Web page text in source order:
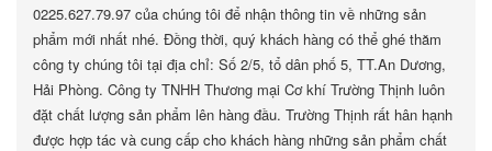
0225.627.79.97 của chúng tôi để nhận thông tin về những sản
phẩm mới nhất nhé. Đồng thời, quý khách hàng có thể ghé thăm
công ty chúng tôi tại địa chỉ: Số 2/5, tổ dân phố 5, TT.An Dương,
Hải Phòng. Công ty TNHH Thương mại Cơ khí Trường Thịnh luôn
đặt chất lượng sản phẩm lên hàng đầu. Trường Thịnh rất hân hạnh
được hợp tác và cung cấp cho khách hàng những sản phẩm chất